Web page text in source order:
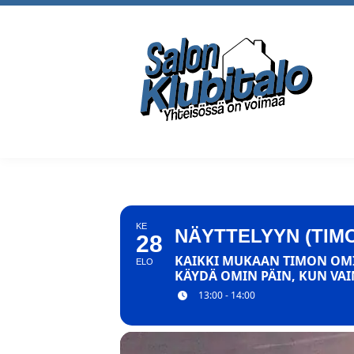
KE
28
ELO
NÄYTTELYYN
KAIKKI MUKAAN TIMON
KÄYDÄ OMIN PÄIN, KUN
13:00 - 14:00